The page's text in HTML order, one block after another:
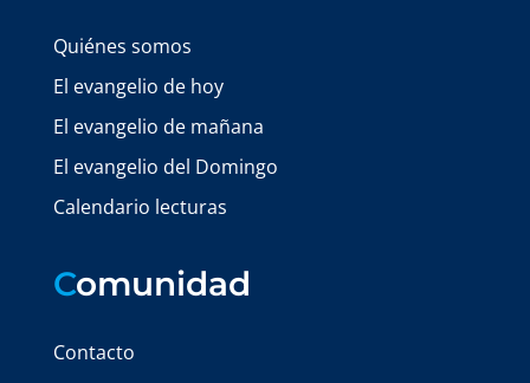
Quiénes somos
El evangelio de hoy
El evangelio de mañana
El evangelio del Domingo
Calendario lecturas
Comunidad
Contacto